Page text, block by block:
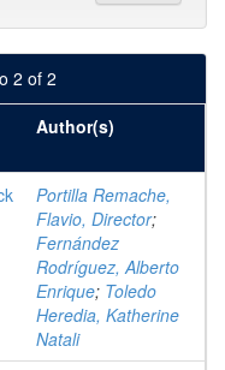
2 of 2
Author(s)
Portilla Remache,
Flavio, Director;
Fernández
Rodríguez, Alberto
Enrique; Toledo
Heredia, Katherine
Natali